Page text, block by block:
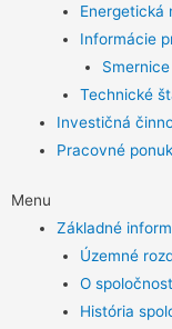
Energetická
Informácie
Smernice
Technické
Investičná
Pracovné
Menu
Základné
Územné
O
História